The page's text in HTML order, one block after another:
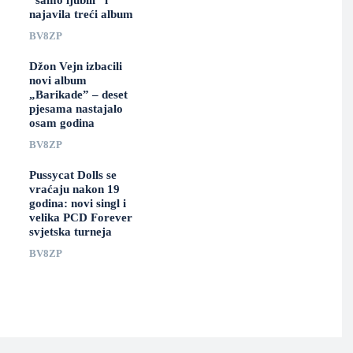
najavila treći album
BV8ZP
Džon Vejn izbacili
novi album
„Barikade” – deset
pjesama nastajalo
osam godina
BV8ZP
Pussycat Dolls se
vraćaju nakon 19
godina: novi singl i
velika PCD Forever
svjetska turneja
BV8ZP